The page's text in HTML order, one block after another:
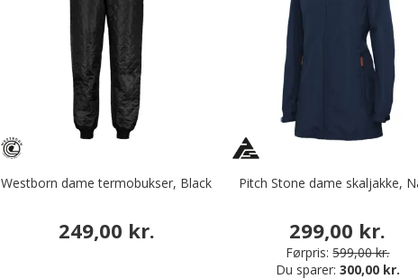
Westborn dame termobukser, Black
249,00 kr.
Pitch Stone dame skaljakke,
299,00 kr.
Førpris: 599,00 kr.
Du sparer: 300,00 kr.